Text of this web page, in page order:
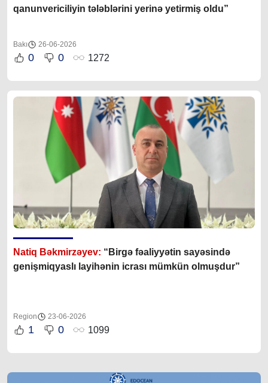
qanunvericiliyin tələblərini yerinə yetirmiş oldu”
Bakı 26-06-2026
0 0 1272
Natiq Bəkmirzəyev: “Birgə fəaliyyətin sayəsində
genişmiqyaslı layihənin icrası mümkün olmuşdur”
Region 23-06-2026
1 0 1099